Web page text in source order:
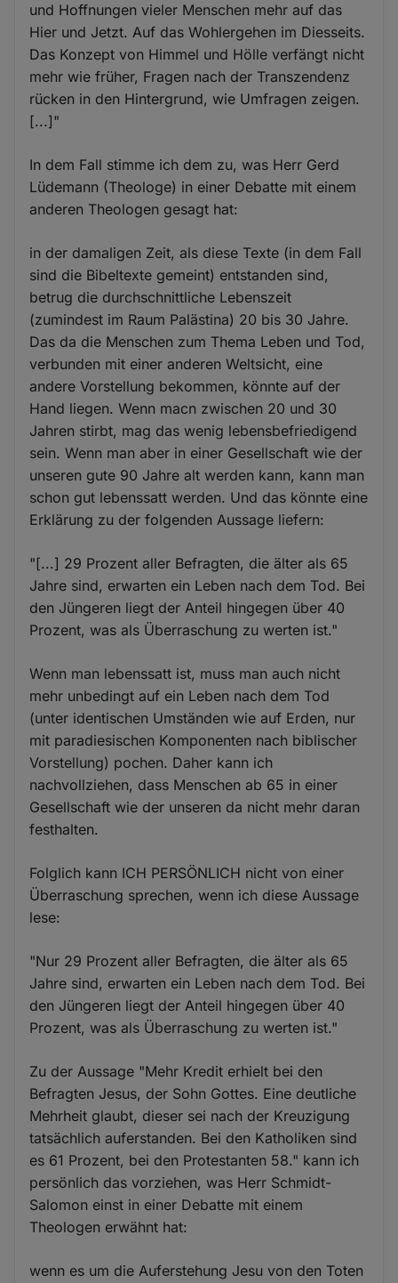
und Hoffnungen vieler Menschen mehr auf das
Hier und Jetzt. Auf das Wohlergehen im Diesseits.
Das Konzept von Himmel und Hölle verfängt nicht
mehr wie früher, Fragen nach der Transzendenz
rücken in den Hintergrund, wie Umfragen zeigen.
[...]"
In dem Fall stimme ich dem zu, was Herr Gerd
Lüdemann (Theologe) in einer Debatte mit einem
anderen Theologen gesagt hat:
in der damaligen Zeit, als diese Texte (in dem Fall
sind die Bibeltexte gemeint) entstanden sind,
betrug die durchschnittliche Lebenszeit
(zumindest im Raum Palästina) 20 bis 30 Jahre.
Das da die Menschen zum Thema Leben und Tod,
verbunden mit einer anderen Weltsicht, eine
andere Vorstellung bekommen, könnte auf der
Hand liegen. Wenn macn zwischen 20 und 30
Jahren stirbt, mag das wenig lebensbefriedigend
sein. Wenn man aber in einer Gesellschaft wie der
unseren gute 90 Jahre alt werden kann, kann man
schon gut lebenssatt werden. Und das könnte eine
Erklärung zu der folgenden Aussage liefern:
"[...] 29 Prozent aller Befragten, die älter als 65
Jahre sind, erwarten ein Leben nach dem Tod. Bei
den Jüngeren liegt der Anteil hingegen über 40
Prozent, was als Überraschung zu werten ist."
Wenn man lebenssatt ist, muss man auch nicht
mehr unbedingt auf ein Leben nach dem Tod
(unter identischen Umständen wie auf Erden, nur
mit paradiesischen Komponenten nach biblischer
Vorstellung) pochen. Daher kann ich
nachvollziehen, dass Menschen ab 65 in einer
Gesellschaft wie der unseren da nicht mehr daran
festhalten.
Folglich kann ICH PERSÖNLICH nicht von einer
Überraschung sprechen, wenn ich diese Aussage
lese:
"Nur 29 Prozent aller Befragten, die älter als 65
Jahre sind, erwarten ein Leben nach dem Tod. Bei
den Jüngeren liegt der Anteil hingegen über 40
Prozent, was als Überraschung zu werten ist."
Zu der Aussage "Mehr Kredit erhielt bei den
Befragten Jesus, der Sohn Gottes. Eine deutliche
Mehrheit glaubt, dieser sei nach der Kreuzigung
tatsächlich auferstanden. Bei den Katholiken sind
es 61 Prozent, bei den Protestanten 58." kann ich
persönlich das vorziehen, was Herr Schmidt-
Salomon einst in einer Debatte mit einem
Theologen erwähnt hat:
wenn es um die Auferstehung Jesu von den Toten